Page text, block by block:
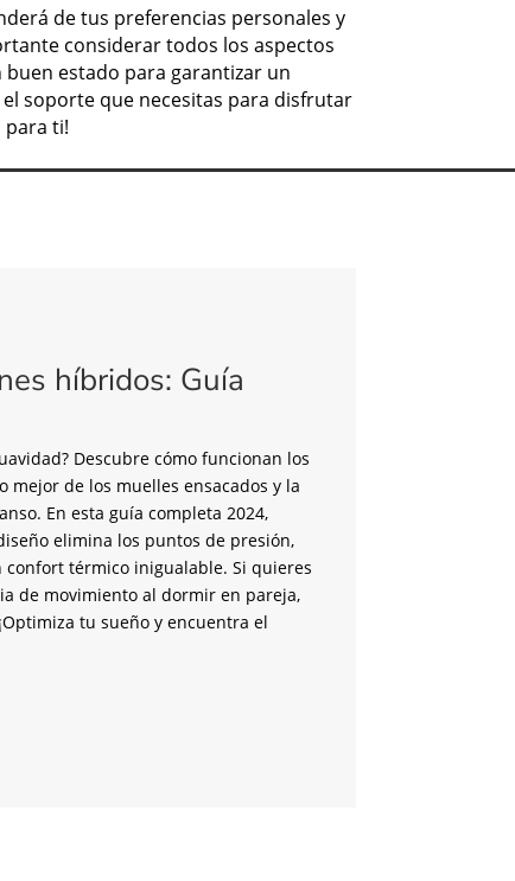
de tus preferencias personales y
considerar todos los aspectos
estado para garantizar un
soporte que necesitas para disfrutar
para ti!
híbridos: Guía
Descubre cómo funcionan los
de los muelles ensacados y la
En esta guía completa 2024,
elimina los puntos de presión,
térmico inigualable. Si quieres
de movimiento al dormir en pareja,
tu sueño y encuentra el